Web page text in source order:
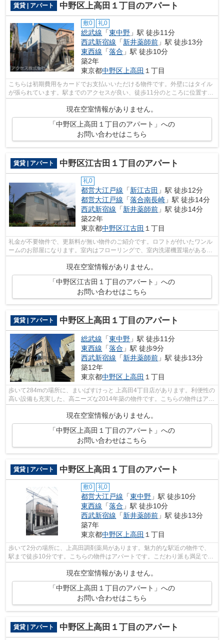
賃貸 | アパート 中野区上高田１丁目のアパート
敷0 礼0
総武線 「東中野 」駅 徒歩11分
西武新宿線 「新井薬師前 」駅 徒歩13分
東西線 「落合 」駅 徒歩10分
築2年
東京都中野区 上高田 １丁目
こちらは初期費用をカードでお支払いいただける物件です。外壁にはタイル
が張られています。駅までのアクセスが良い、徒歩11分のところに位置する
現在空室情報がありません。
「中野区上高田１丁目のアパート」への
お問い合わせはこちら
賃貸 | アパート 中野区江古田１丁目のアパート
礼0
都営大江戸線 「新江古田 」駅 徒歩12分
都営大江戸線 「落合南長崎 」駅 徒歩14分
西武新宿線 「新井薬師前 」駅 徒歩14分
築22年
東京都中野区江古田 １丁目
礼金が不要物件で、更新料が無い物件のご紹介です。ロフトが付いたワンル
ームのお部屋になります。室内はフローリングで、室内洗濯機置場があるの
もポイント。ロフトには収納も付いて...
現在空室情報がありません。
「中野区江古田１丁目のアパート」への
お問い合わせはこちら
賃貸 | アパート 中野区上高田１丁目のアパート
総武線 「東中野 」駅 徒歩11分
東西線 「落合 」駅 徒歩9分
西武新宿線 「新井薬師前 」駅 徒歩13分
築12年
東京都中野区 上高田 １丁目
歩いて284mの場所に、まいばすけっと 上高田4丁目店があります。利便性の
高い設備も充実した、高ニーズな2014年築の物件です。こちらの物件はアパ
現在空室情報がありません。
「中野区上高田１丁目のアパート」への
お問い合わせはこちら
賃貸 | アパート 中野区上高田１丁目のアパート
敷0 礼0
都営大江戸線 「東中野 」駅 徒歩10分
東西線 「落合 」駅 徒歩10分
西武新宿線 「新井薬師前 」駅 徒歩13分
築7年
東京都中野区 上高田 １丁目
歩いて2分の場所に、上高田調剤薬局があります。魅力的な駅近の物件で、
駅まで徒歩10分です。こちらの物件はアパートです。こだわり派も満足でき
現在空室情報がありません。
「中野区上高田１丁目のアパート」への
お問い合わせはこちら
賃貸 | アパート 中野区上高田１丁目のアパート